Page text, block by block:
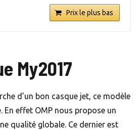
Prix le plus bas
My2017
d’un bon casque jet, ce modèle
effet OMP nous propose un
qualité globale. Ce dernier est